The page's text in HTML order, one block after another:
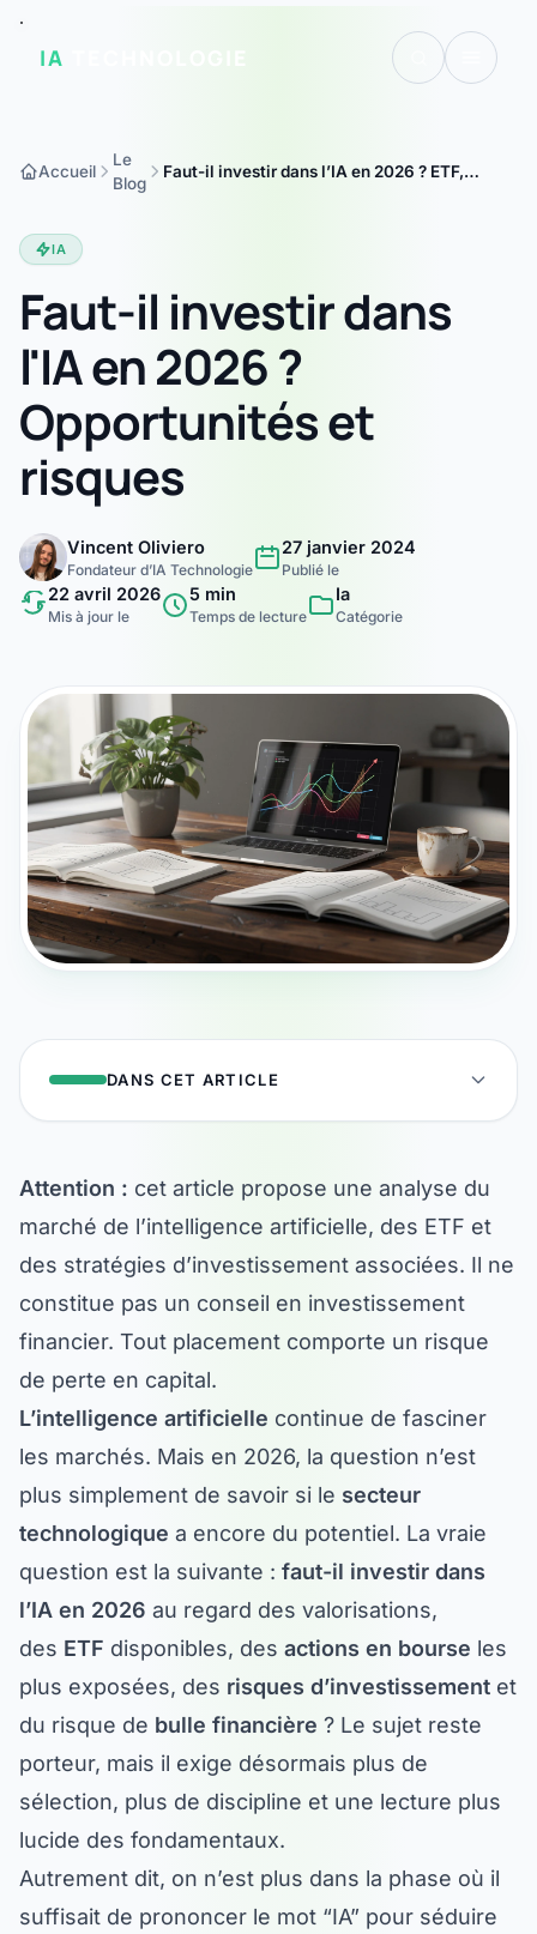
IA
Accueil
Le
Blog
Faut-il investir dans l’IA en 2026 ? ETF,
IA
Faut-il investir dans
l'IA en 2026 ?
Opportunités et
risques
Vincent Oliviero
Fondateur d’IA Technologie
27 janvier 2024
Publié le
22 avril 2026
Mis à jour le
5 min
Temps de lecture
Ia
Catégorie
DANS CET ARTICLE
Attention : cet article propose une analyse du
marché de l’intelligence artificielle, des ETF et
des stratégies d’investissement associées. Il ne
constitue pas un conseil en investissement
financier. Tout placement comporte un risque
de perte en capital.
L’intelligence artificielle continue de fasciner
les marchés. Mais en 2026, la question n’est
plus simplement de savoir si le secteur
technologique a encore du potentiel. La vraie
question est la suivante : faut-il investir dans
l’IA en 2026 au regard des valorisations,
des ETF disponibles, des actions en bourse les
plus exposées, des risques d’investissement et
du risque de bulle financière ? Le sujet reste
porteur, mais il exige désormais plus de
sélection, plus de discipline et une lecture plus
lucide des fondamentaux.
Autrement dit, on n’est plus dans la phase où il
suffisait de prononcer le mot “IA” pour séduire